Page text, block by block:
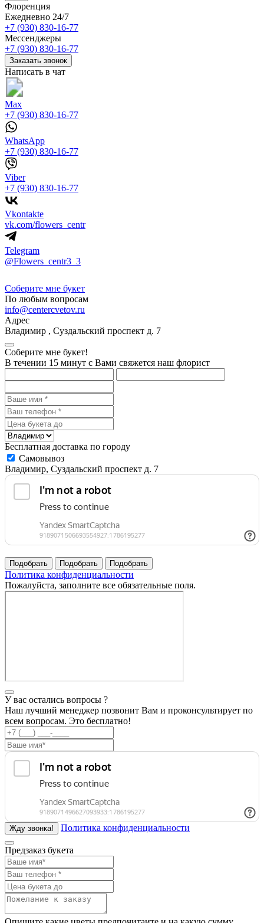
Флоренция
Ежедневно 24/7
+7 (930) 830-16-77
Мессенджеры
+7 (930) 830-16-77
Заказать звонок
Написать в чат
Max
+7 (930) 830-16-77
WhatsApp
+7 (930) 830-16-77
Viber
+7 (930) 830-16-77
Vkontakte
vk.com/flowers_centr
Telegram
@Flowers_centr3_3
Соберите мне букет
По любым вопросам
info@centercvetov.ru
Адрес
Владимир , Суздальский проспект д. 7
Соберите мне букет!
В течении 15 минут с Вами свяжется наш флорист
Бесплатная доставка по городу
Самовывоз
Владимир, Суздальский проспект д. 7
Политика конфиденциальности
Пожалуйста, заполните все обязательные поля.
У вас остались вопросы ?
Наш лучший менеджер позвонит Вам и проконсультирует по
всем вопросам. Это бесплатно!
Политика конфиденциальности
Предзаказ букета